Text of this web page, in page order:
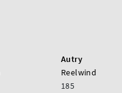
Autry
Reelwind
185